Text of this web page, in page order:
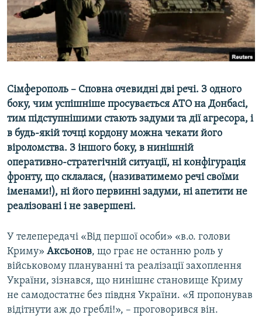
ВІДЕОУРОКИ «ELIFBE»
СВІДЧЕННЯ ОКУПАЦІЇ
УКРАЇНСЬКА ПРОБЛЕМА КРИМУ
Русский
Qırımtatar
Усі сайти RFE/RL
Сімферополь – Сповна очевидні дві речі. З одного
боку, чим успішніше просувається АТО на Донбасі,
тим підступнішими стають задуми та дії агресора, і
в будь-якій точці кордону можна чекати його
віроломства. З іншого боку, в нинішній
оперативно-стратегічній ситуації, ні конфігурація
фронту, що склалася, (називатимемо речі своїми
іменами!), ні його первинні задуми, ні апетити не
реалізовані і не завершені.
У телепередачі «Від першої особи» «в.о. голови
Криму» Аксьонов, що грає не останню роль у
військовому плануванні та реалізації захоплення
України, зізнався, що нинішнє становище Криму
не самодостатнє без півдня України. «Я пропонував
відітнути аж до греблі!», – проговорився він.